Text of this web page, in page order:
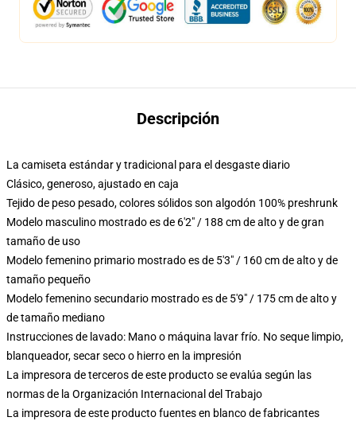
Descripción
La camiseta estándar y tradicional para el desgaste diario
Clásico, generoso, ajustado en caja
Tejido de peso pesado, colores sólidos son algodón 100% preshrunk
Modelo masculino mostrado es de 6'2" / 188 cm de alto y de gran
tamaño de uso
Modelo femenino primario mostrado es de 5'3" / 160 cm de alto y de
tamaño pequeño
Modelo femenino secundario mostrado es de 5'9" / 175 cm de alto y
de tamaño mediano
Instrucciones de lavado: Mano o máquina lavar frío. No seque limpio,
blanqueador, secar seco o hierro en la impresión
La impresora de terceros de este producto se evalúa según las
normas de la Organización Internacional del Trabajo
La impresora de este producto fuentes en blanco de fabricantes